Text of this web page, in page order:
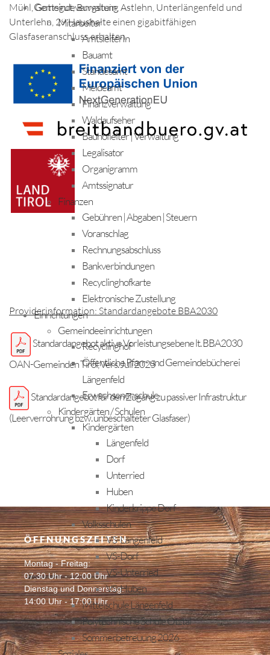
Gemeindeverwaltung
Mitarbeiter
AmtsleiterIn
Bauamt
Standesamt
Meldeamt
Finanzverwaltung
Waldaufseher
Bauhofleiter | Verwaltung
Legalisator
Organigramm
Amtssignatur
Finanzen
Gebühren | Abgaben | Steuern
Voranschlag
Rechnungsabschluss
Bankverbindungen
Recyclinghofkarte
Elektronische Zustellung
Einrichtungen
Gemeindeeinrichtungen
Recyclinghof
Öffentliche Pfarr- und Gemeindebücherei
Längenfeld
Erwachsenenschule
Kindergärten / Schulen
Kindergärten
Längenfeld
Dorf
Unterried
Huben
Kinderkrippe Dorf
Volksschulen
VS-Längenfeld
VS-Dorf
VS-Unterried
VS-Huben
Mittelschule Längenfeld
Polytechnische Schule Ötztal
Sommerbetreuung 2026
Mühl, Gottsgut, Burgstein, Astlehn, Unterlängenfeld und
Unterlehn, 29 Haushalte einen gigabitfähigen
Glasfaseranschluss erhalten.
Providerinformation: Standardangebote BBA2030
Standardangebot aktive Vorleistungsebene lt. BBA2030
OAN-Gemeinden Tirol, Vers. Juli 2025
Standardangebot für den Zugang zu passiver Infrastruktur
(Leerverrohrung bzw. unbeschalteter Glasfaser)
ÖFFNUNGSZEITEN
Montag - Freitag:
07:30 Uhr - 12:00 Uhr
Dienstag und Donnerstag:
14:00 Uhr - 17:00 Uhr